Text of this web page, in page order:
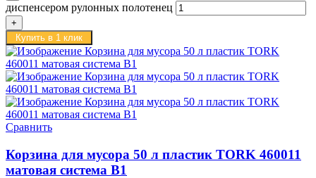
диспенсером рулонных полотенец
Купить в 1 клик
Сравнить
Корзина для мусора 50 л пластик TORK 460011
матовая система B1